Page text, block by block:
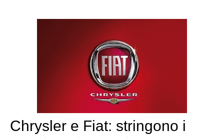
Chrysler e Fiat: stringono i